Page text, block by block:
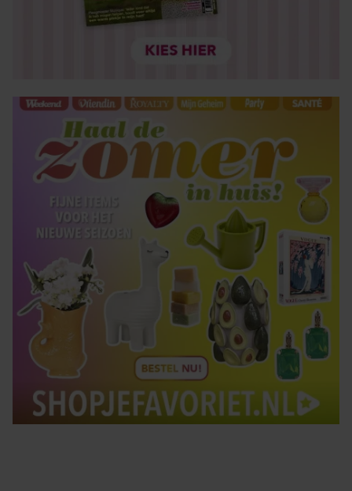
partners voor social media, adverteren en analyse. Deze
partners kunnen deze gegevens combineren met andere
informatie die u aan ze heeft verstrekt of die ze hebben
gebruiken.